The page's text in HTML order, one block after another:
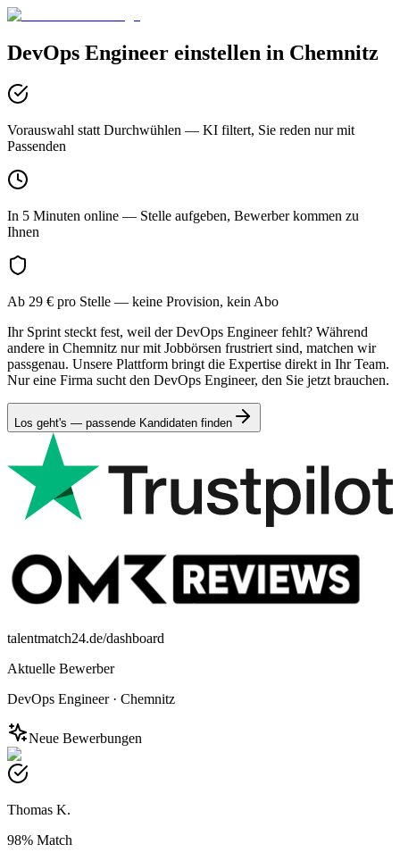
DevOps Engineer einstellen in Chemnitz
Vorauswahl statt Durchwühlen — KI filtert, Sie reden nur mit
Passenden
In 5 Minuten online — Stelle aufgeben, Bewerber kommen zu
Ihnen
Ab 29 € pro Stelle — keine Provision, kein Abo
Ihr Sprint steckt fest, weil der DevOps Engineer fehlt? Während
andere in Chemnitz nur mit Jobbörsen frustriert sind, matchen wir
passgenau. Unsere Plattform bringt die Expertise direkt in Ihr Team.
Nur eine Firma sucht den DevOps Engineer, den Sie jetzt brauchen.
Los geht's — passende Kandidaten finden
talentmatch24.de/dashboard
Aktuelle Bewerber
DevOps Engineer· Chemnitz
Neue Bewerbungen
Thomas K.
98% Match